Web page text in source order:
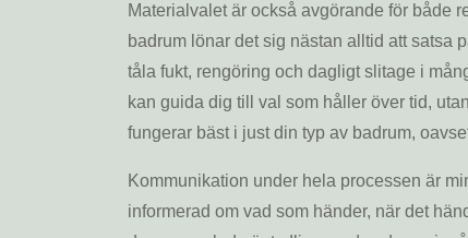
Materialvalet är också avgörande för både
badrum lönar det sig nästan alltid att satsa
tåla fukt, rengöring och dagligt slitage i
kan guida dig till val som håller över tid,
fungerar bäst i just din typ av badrum,
Kommunikation under hela processen är
informerad om vad som händer, när det